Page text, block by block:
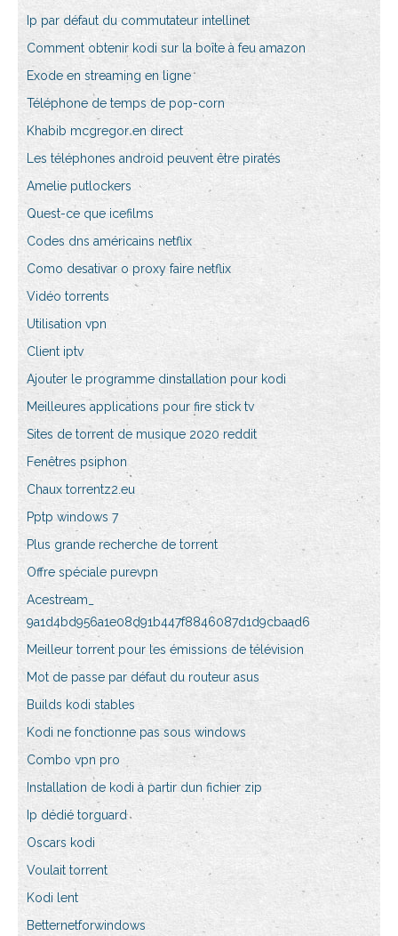
Ip par défaut du commutateur intellinet
Comment obtenir kodi sur la boîte à feu amazon
Exode en streaming en ligne
Téléphone de temps de pop-corn
Khabib mcgregor en direct
Les téléphones android peuvent être piratés
Amelie putlockers
Quest-ce que icefilms
Codes dns américains netflix
Como desativar o proxy faire netflix
Vidéo torrents
Utilisation vpn
Client iptv
Ajouter le programme dinstallation pour kodi
Meilleures applications pour fire stick tv
Sites de torrent de musique 2020 reddit
Fenêtres psiphon
Chaux torrentz2.eu
Pptp windows 7
Plus grande recherche de torrent
Offre spéciale purevpn
Acestream_
9a1d4bd956a1e08d91b447f8846087d1d9cbaad6
Meilleur torrent pour les émissions de télévision
Mot de passe par défaut du routeur asus
Builds kodi stables
Kodi ne fonctionne pas sous windows
Combo vpn pro
Installation de kodi à partir dun fichier zip
Ip dédié torguard
Oscars kodi
Voulait torrent
Kodi lent
Betternetforwindows